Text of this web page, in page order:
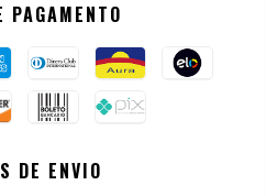
PAGAMENTO
DE ENVIO